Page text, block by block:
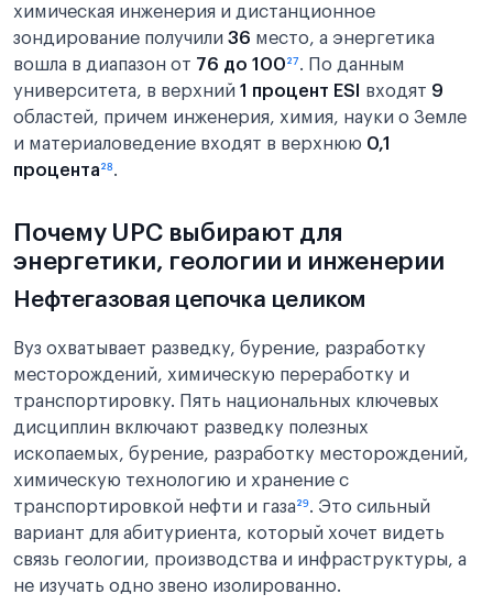
химическая инженерия и дистанционное
зондирование получили 36 место, а энергетика
вошла в диапазон от 76 до 100²⁷. По данным
университета, в верхний 1 процент ESI входят 9
областей, причем инженерия, химия, науки о Земле
и материаловедение входят в верхнюю 0,1
процента²⁸.
Почему UPC выбирают для
энергетики, геологии и инженерии
Нефтегазовая цепочка целиком
Вуз охватывает разведку, бурение, разработку
месторождений, химическую переработку и
транспортировку. Пять национальных ключевых
дисциплин включают разведку полезных
ископаемых, бурение, разработку месторождений,
химическую технологию и хранение с
транспортировкой нефти и газа²⁹. Это сильный
вариант для абитуриента, который хочет видеть
связь геологии, производства и инфраструктуры, а
не изучать одно звено изолированно.